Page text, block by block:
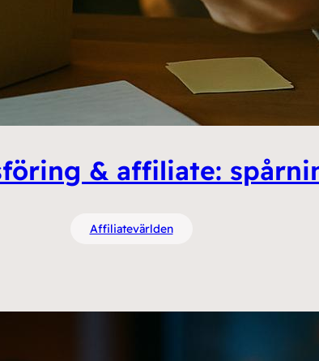
& affiliate:
Affiliatevärlden